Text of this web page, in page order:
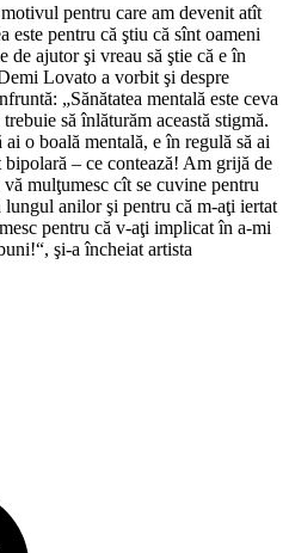
pentru care am devenit atît
este pentru că ştiu că sînt oameni
de ajutor şi vreau să ştie că e în
Lovato a vorbit şi despre
„Sănătatea mentală este ceva
să înlăturăm această stigmă.
o boală mentală, e în regulă să ai
– ce contează! Am grijă de
mulţumesc cît se cuvine pentru
anilor şi pentru că m-aţi iertat
pentru că v-aţi implicat în a-mi
şi-a încheiat artista